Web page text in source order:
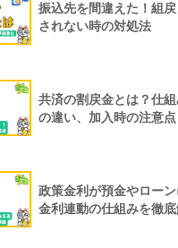
振込先を間違えた！組
されない時の対処法
共済の割戻金とは？仕
の違い、加入時の注意
政策金利が預金やロー
金利連動の仕組みを徹